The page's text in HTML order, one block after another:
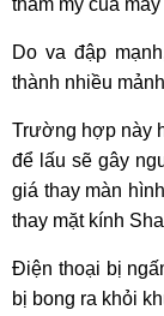
thẩm mỹ của máy
Do va đập
thành nhiều
Trường hợp này
để lấu sẽ gây
giá thay màn
thay mặt kính
Điện thoại bị
bị bong ra khỏi